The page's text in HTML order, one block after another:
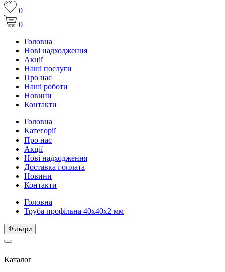
0
0
Головна
Нові надходження
Акції
Наші послуги
Про нас
Наші роботи
Новини
Контакти
Головна
Категорії
Про нас
Акції
Нові надходження
Доставка і оплата
Новини
Контакти
Головна
Труба профільна 40х40х2 мм
Фiльтри
Каталог